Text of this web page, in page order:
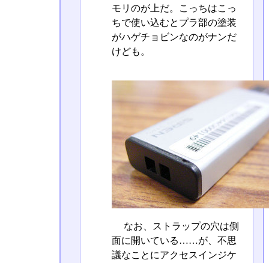
モリのが上だ。こっちはこっ
ちで使い込むとプラ部の塗装
がハゲチョビンなのがナンだ
けども。
なお、ストラップの穴は側
面に開いている……が、不思
議なことにアクセスインジケ